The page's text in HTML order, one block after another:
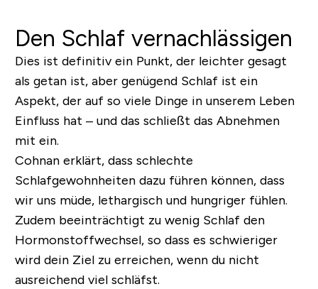
Den Schlaf vernachlässigen
Dies ist definitiv ein Punkt, der leichter gesagt
als getan ist, aber genügend Schlaf ist ein
Aspekt, der auf so viele Dinge in unserem Leben
Einfluss hat – und das schließt das Abnehmen
mit ein.
Cohnan erklärt, dass schlechte
Schlafgewohnheiten dazu führen können, dass
wir uns müde, lethargisch und hungriger fühlen.
Zudem beeinträchtigt zu wenig Schlaf den
Hormonstoffwechsel, so dass es schwieriger
wird dein Ziel zu erreichen, wenn du nicht
ausreichend viel schläfst.